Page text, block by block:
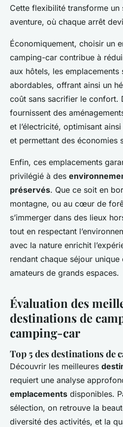
Cette flexibilité transforme un
aventure, où chaque arrêt
Économiquement, choisir un
camping-car contribue à
aux hôtels, les emplacements
abordables, offrant ainsi un
coût sans sacrifier le confort.
fournissent des
et l’électricité, optimisant ainsi
et permettant des économies
Enfin, ces emplacements
privilégié à des
préservés. Que ce soit en
montagne, ou au cœur de
s’immerger dans des lieux
tout en respectant
avec la nature enrichit
rendant chaque séjour
amateurs de grands espaces.
Évaluation des
destinations de
camping-car
Top 5 des destinations de
Découvrir les meilleures
requiert une analyse
emplacements disponibles.
sélection, on retrouve la
diversité des activités, et la